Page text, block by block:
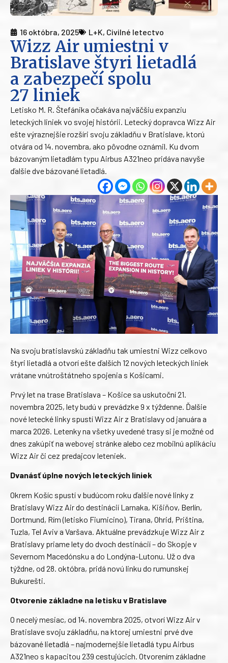
16 októbra, 2025 L+K, Civilné letectvo
Wizz Air umiestni v
Bratislave štyri lietadlá
a zabezpečí spolu
27 liniek
Letisko M. R. Štefánika očakáva najväčšiu expanziu
leteckých liniek vo svojej histórii. Letecký dopravca Wizz Air
ešte výraznejšie rozšíri svoju základňu v Bratislave, ktorú
otvára od 14. novembra, ako pôvodne oznámil. Ku dvom
bázovaným lietadlám typu Airbus A321neo pridáva navyše
ďalšie dve bázované lietadlá.
Na svoju bratislavskú základňu tak umiestni Wizz celkovo
štyri lietadlá a otvorí ešte ďalších 12 nových leteckých liniek
vrátane vnútroštátneho spojenia s Košicami.
Prvý let na trase Bratislava – Košice sa uskutoční 21.
novembra 2025, lety budú v prevádzke 9 x týždenne. Ďalšie
nové letecké linky spustí Wizz Air z Bratislavy od januára a
marca 2026. Letenky na všetky uvedené trasy si je možné od
dnes zakúpiť na webovej stránke alebo cez mobilnú aplikáciu
Wizz Air či cez predajcov leteniek.
Dvanásť úplne nových leteckých liniek
Okrem Košíc spustí v budúcom roku ďalšie nové linky z
Bratislavy Wizz Air do destinácií Larnaka, Kišiňov, Berlín,
Dortmund, Rím (letisko Fiumicino), Tirana, Ohrid, Priština,
Tuzla, Tel Aviv a Varšava. Aktuálne prevádzkuje Wizz Air z
Bratislavy priame lety do dvoch destinácií – do Skopje v
Severnom Macedónsku a do Londýna-Lutonu. Už o dva
týždne, od 28. októbra, pridá novú linku do rumunskej
Bukurešti.
Otvorenie základne na letisku v Bratislave
O necelý mesiac, od 14. novembra 2025, otvorí Wizz Air v
Bratislave svoju základňu, na ktorej umiestni prvé dve
bázované lietadlá – najmodernejšie lietadlá typu Airbus
A321neo s kapacitou 239 cestujúcich. Otvorením základne